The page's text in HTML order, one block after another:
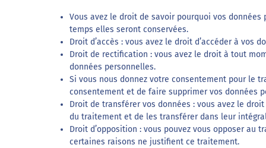
Vous avez le droit de savoir pourquoi vos
temps elles seront conservées.
Droit d’accès : vous avez le droit d’accéder à vos
Droit de rectification : vous avez le droit à tout
données personnelles.
Si vous nous donnez votre consentement pour le
consentement et de faire supprimer vos données
Droit de transférer vos données : vous avez le
du traitement et de les transférer dans leur
Droit d’opposition : vous pouvez vous opposer au
certaines raisons ne justifient ce traitement.